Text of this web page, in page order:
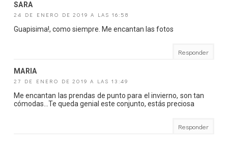
SARA
24 DE ENERO DE 2019 A LAS 16:58
Guapisima!, como siempre. Me encantan las fotos
Responder
MARIA
27 DE ENERO DE 2019 A LAS 13:49
Me encantan las prendas de punto para el invierno, son tan
cómodas...Te queda genial este conjunto, estás preciosa
Responder